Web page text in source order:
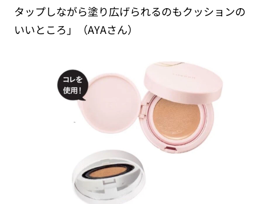
タップしながら塗り広げられるのもクッションの
いいところ」（AYAさん）